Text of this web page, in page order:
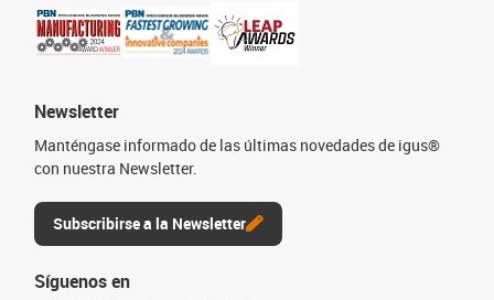
Newsletter
Manténgase informado de las últimas novedades de igus®
con nuestra Newsletter.
Subscribirse a la Newsletter
Síguenos en